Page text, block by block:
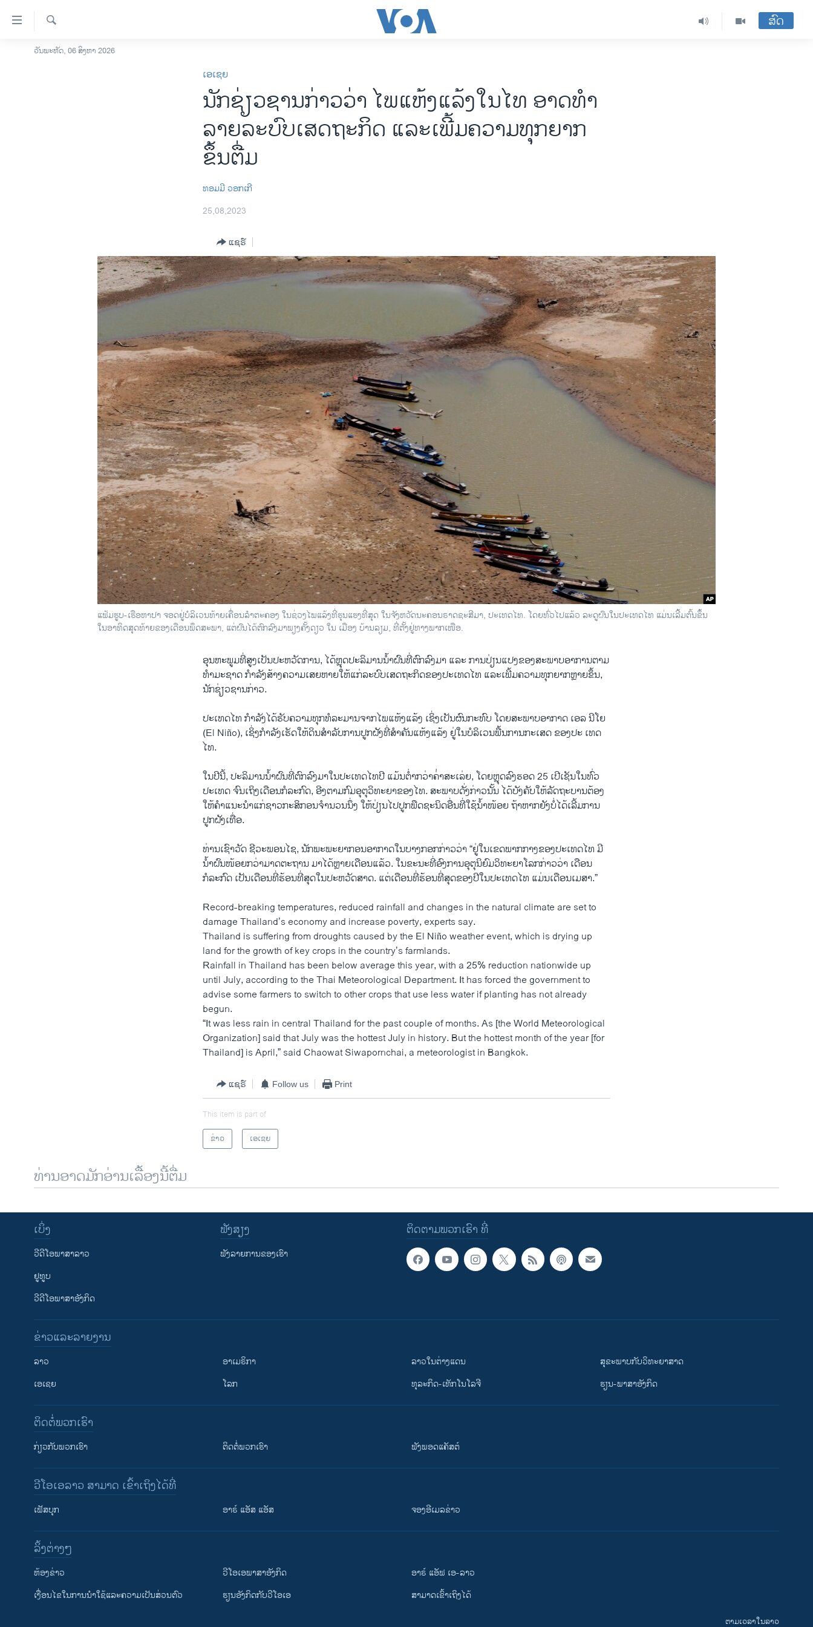
ລິ້ງ
ສຳຫລັບ
ໂຮມເພຈ
ວິທະຍາສາດ-ເທັກໂນໂລຈີ
ຕິດຕາມພວກເຮົາ ທີ່
ຄົ້ນຫາ
ສົດ
ວັນພະຫັດ, 06 ສິງຫາ 2026
ເອເຊຍ
ນັກຊ່ຽວຊານກ່າວວ່າ ໄພແຫ້ງແລ້ງໃນໄທ ອາດທໍາ
ລາຍລະບົບເສດຖະກິດ ແລະເພີ້ມຄວາມທຸກຍາກ
ຂຶ້ນຕື່ມ
ທອມ​ມີ ​ວອກ​ເກີ
25,08,2023
ແຊຣ໌
ແຟ້ມຮູບ-ເຮືອຫາປາ ຈອດຢູ່ບໍລິເວນທ້າຍເຄື່ອນລໍາຕະຄອງ ໃນຊ່ວງໄພແລ້ງທີ່ຮຸນແຮງທີ່ສຸດ ໃນຈັງຫວັດນະຄອນຣາດຊະສີມາ, ປະເທດໄທ. ໂດຍທົ່ວໄປແລ້ວ ລະດູຝົນໃນປະເທດໄທ ແມ່ນເລີ້ມຕົ້ນຂຶ້ນ
ໃນອາທິດສຸດທ້າຍຂອງເດືອນພຶດສະພາ, ແຕ່ຝົນໄດ້ຕົກລົງມາພຽງຄັ້ງດຽວ ໃນ ເມືອງ ບ້ານລຽມ, ທີ່ຕັ້ງຢູ່ທາງພາກເໜືອ.
ອຸນຫະພູມທີ່ສູງ​ເປັນ​ປະ​ຫວັດ​ການ, ໄດ້ຫຼຸດປະລິມານນໍ້າຝົນທີ່ຕົກລົງມາ ແລະ ການປ່ຽນແປງຂອງສະພາບອາການຕາມ
ທໍາມະຊາດ ກໍາລັງສ້າງຄວາມເສຍຫາຍໃຫ້ແກ່ລະບົບເສດຖະກິດຂອງປະເທດໄທ ແລະເພີ້ມຄວາມທຸກຍາກຫຼາຍຂຶ້ນ,
ນັກຊ່ຽວຊານກ່າວ.
ປະເທດໄທ ກໍາລັງໄດ້ຮັບຄວາມທຸກ​ທໍ​ລະ​ມານຈາກ​ໄພແຫ້ງແລ້ງ ເຊິ່ງ​ເປັນຜົນກະທົບ ໂດຍສະພາບອາກາດ ເອລ ນີໂຍ
(El Niño), ເຊິ່ງກໍາລັງເຮັດໃຫ້ດິນສໍາລັບການປູກຝັງທີ່ສໍາຄັນແຫ້ງແລ້ງ ຢູ່ໃນບໍລິເວນພື້ນການກະເສດ ຂອງປະ ເທດ
ໄທ.
ໃນປີນີ້, ປະລິມານນໍ້າຝົນທີ່ຕົກລົງມາໃນປະເທດໄທປີ ແມ້ນຕໍ່າກວ່າຄ່່າສະເລ່ຍ, ໂດຍຫຼຸດລົງຮອດ 25 ເປີເຊັນໃນທົ່ວ
ປະເທດ ຈົນເຖິງເດືອນກໍລະກົດ, ອີງຕາມກົມອຸຕຸວິທະຍາຂອງໄທ. ສະພາບດັ່ງກ່າວນັ້ນ ໄດ້ບັງຄັບໃຫ້ລັດຖະບານຕ້ອງ
ໃຫ້ຄໍາແນະນໍາແກ່ຊາວກະສິກອນຈໍານວນນຶ່ງ ໃຫ້ປ່ຽນໄປປູກພືດຊະນິດອື່ນທີ່ໃຊ້ນໍ້າໜ້ອຍ ຖ້າຫາກຍັງບໍ່ໄດ້ເລີ້ມການ
ປູກຝັງເທື່ອ.
ທ່ານເຊົາວັດ ຊີວະພອນໄຊ, ນັກພະພະຍາກອນອາກາດໃນບາງກອກກ່າວວ່າ “ຢູ່ໃນເຂດພາກກາງຂອງປະເທດໄທ ມີ
ນໍ້າຝົນໜ້ອຍກວ່າມາດຕະຖານ ມາໄດ້ຫຼາຍເດືອນແລ້ວ. ໃນຂະນະທີ່ອົງການອຸຕຸນິ​ຍົມວິທະຍາໂລກກ່າວວ່າ ເດືອນ
ກໍລະກົດ ເປັນເດືອນທີ່ຮ້ອນທີ່ສຸດໃນປະຫວັດສາດ. ແຕ່ເດືອນທີ່ຮ້ອນທີ່ສຸດຂອງປີໃນປະເທດໄທ ແມ່ນເດືອນເມສາ.”
Record-breaking temperatures, reduced rainfall and changes in the natural climate are set to
damage Thailand’s economy and increase poverty, experts say.
Thailand is suffering from droughts caused by the El Niño weather event, which is drying up
land for the growth of key crops in the country’s farmlands.
Rainfall in Thailand has been below average this year, with a 25% reduction nationwide up
until July, according to the Thai Meteorological Department. It has forced the government to
advise some farmers to switch to other crops that use less water if planting has not already
begun.
“It was less rain in central Thailand for the past couple of months. As [the World Meteorological
Organization] said that July was the hottest July in history. But the hottest month of the year [for
Thailand] is April,” said Chaowat Siwapornchai, a meteorologist in Bangkok.
ແຊຣ໌ Follow us Print
This item is part of
ຂ່າວ
ເອເຊຍ
ທ່ານອາດມັກອ່ານເລື້ອງນີ້ຕື່ມ
ຕິດຕາມພວກເຮົາ ທີ່
ເບິ່ງ
ວີດີໂອພາສາລາວ
ຢູທູບ
ວີດີໂອພາສາອັງກິດ
ຟັງສຽງ
ຟັງລາຍການຂອງເຮົາ
ຂ່າວແລະລາຍງານ
ລາວ
ເອເຊຍ
ອາເມຣິກາ
ໂລກ
ລາວໃນຕ່າງແດນ
ທຸລະກິດ-ເທັກໂນໂລຈີ
ສຸຂະພາບກັບວິທະຍາສາດ
ຮຽນ-ພາສາອັງກິດ
ຕິດຕໍ່ພວກເຮົາ
ກ່ຽວກັບພວກເຮົາ ຕິດຕໍ່ພວກເຮົາ ຟັງພອດແຄັສຕ໌
ວີໂອເອລາວ ສາມາດ ເຂົ້າເຖິງໄດ້ທີ່
ເຟັສບຸກ ອາຣ໌ ແອັສ ແອັສ ຈອງອີເມລຂ່າວ
​ລິ້ງ​ຕ່າງໆ
​ຫ້ອງ​ຂ່າວ
​ເງື່ອນ​ໄຂ​ໃນ​ການ​ນຳ​ໃຊ້​ແລະຄວາມ​ເປັນ​ສ່​ວນ​ຕົວ
ວີ​ໂອ​ເອ​ພາ​ສາ​ອັງ​ກິດ
​ຮຽນ​ອັງ​ກິດ​ກັບ​ວີ​ໂອ​ເອ
ອາຣ໌ ແອັຟ ເອ-ລາວ
ສາມາດເຂົ້າເຖິງໄດ້
ຕາມເວລາໃນລາວ